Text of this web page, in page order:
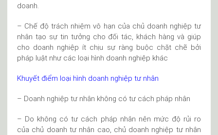
doanh.
– Chế độ trách nhiệm vô hạn của chủ doanh nghiệp tư
nhân tạo sự tin tưởng cho đối tác, khách hàng và giúp
cho doanh nghiệp ít chịu sự ràng buộc chặt chẽ bởi
pháp luật như các loại hình doanh nghiệp khác
Khuyết điểm loại hình doanh nghiệp tư nhân
– Doanh nghiệp tư nhân không có tư cách pháp nhân
– Do không có tư cách pháp nhân nên mức độ rủi ro
của chủ doanh tư nhân cao, chủ doanh nghiệp tư nhân